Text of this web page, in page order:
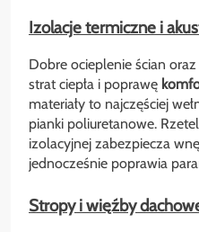
Izolacje termiczne i
Dobre ocieplenie ścian
strat ciepła i poprawę
materiały to najczęściej
pianki poliuretanowe.
izolacyjnej zabezpiecza
jednocześnie poprawia
Stropy i więźby